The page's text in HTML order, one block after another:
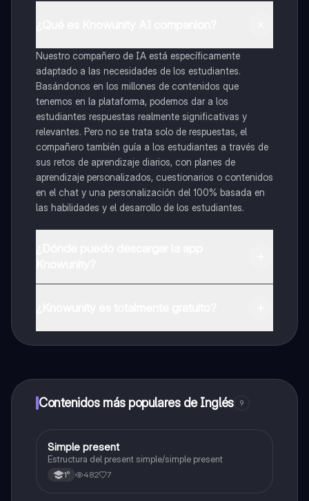
Nuestro compañero de IA está específicamente
adaptado a las necesidades de los estudiantes.
Basándonos en los millones de contenidos que
tenemos en la plataforma, podemos dar a los
estudiantes respuestas realmente significativas y
relevantes. Pero no se trata solo de respuestas, el
compañero también guía a los estudiantes a través de
sus retos de aprendizaje diarios, con planes de
aprendizaje personalizados, cuestionarios o contenidos
en el chat y una personalización del 100% basada en
las habilidades y el desarrollo de los estudiantes.
a determinadas funciones.
Contenidos más populares de Inglés 9
Inglés
Simple present
Estructura del present simple/simple present
1° 482 7